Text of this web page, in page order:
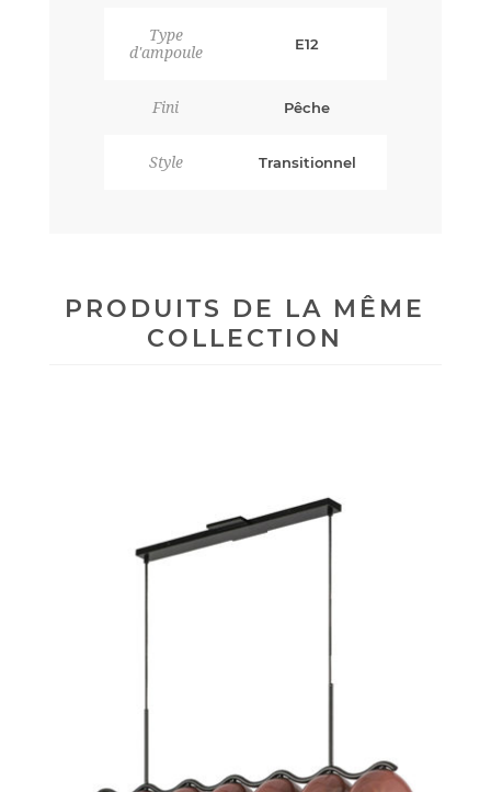
Type
d'ampoule
E12
Fini Pêche
Style Transitionnel
PRODUITS DE LA MÊME
COLLECTION